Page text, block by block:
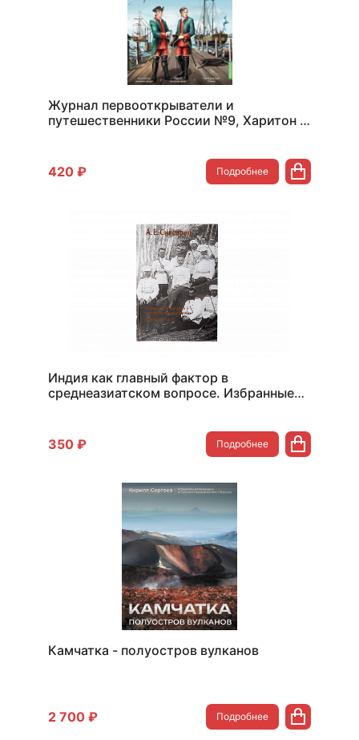
Журнал первооткрыватели и
путешественники России №9, Харитон и
420 ₽ Подробнее
Индия как главный фактор в
среднеазиатском вопросе. Избранные
350 ₽ Подробнее
Камчатка - полуостров вулканов
2 700 ₽ Подробнее